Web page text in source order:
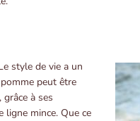
style de vie a un
peut être
à ses
mince. Que ce